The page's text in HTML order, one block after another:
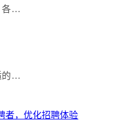
各…
的…
者，优化招聘体验